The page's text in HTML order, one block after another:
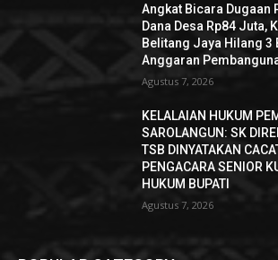
Angkat Bicara Dugaan
Dana Desa Rp84 Juta,
Belitang Jaya Hilang 3
Anggaran
Agustus 7, 2026
KELALAIAN HUKUM
SAROLANGUN: SK
TSB DINYATAKAN
PENGACARA SENIOR
HUKUM BUPATI
Agustus 7, 2026